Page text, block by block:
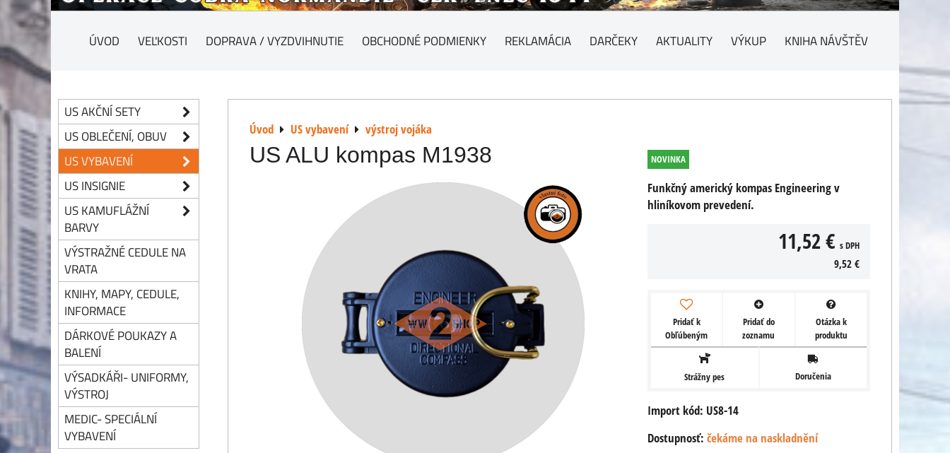
ÚVOD VEĽKOSTI DOPRAVA / VYZDVIHNUTIE OBCHODNÉ PODMIENKY REKLAMÁCIA DARČEKY AKTUALITY VÝKUP KNIHA NÁVŠTĚV
Úvod US vybavení výstroj vojáka
US ALU kompas M1938 NOVINKA
Funkčný americký kompas Engineering v
hliníkovom prevedení.
11,52 € s DPH
9,52 €
Pridať k
Obľúbeným
Pridať do
zoznamu
Otázka k
produktu
Strážny pes Doručenia
Import kód: US8-14
Dostupnosť: čekáme na naskladnění
US AKČNÍ SETY
US OBLEČENÍ, OBUV
US VYBAVENÍ
US INSIGNIE
US KAMUFLÁŽNÍ
BARVY
VÝSTRAŽNÉ CEDULE NA
VRATA
KNIHY, MAPY, CEDULE,
INFORMACE
DÁRKOVÉ POUKAZY A
BALENÍ
VÝSADKÁŘI- UNIFORMY,
VÝSTROJ
MEDIC- SPECIÁLNÍ
VYBAVENÍ